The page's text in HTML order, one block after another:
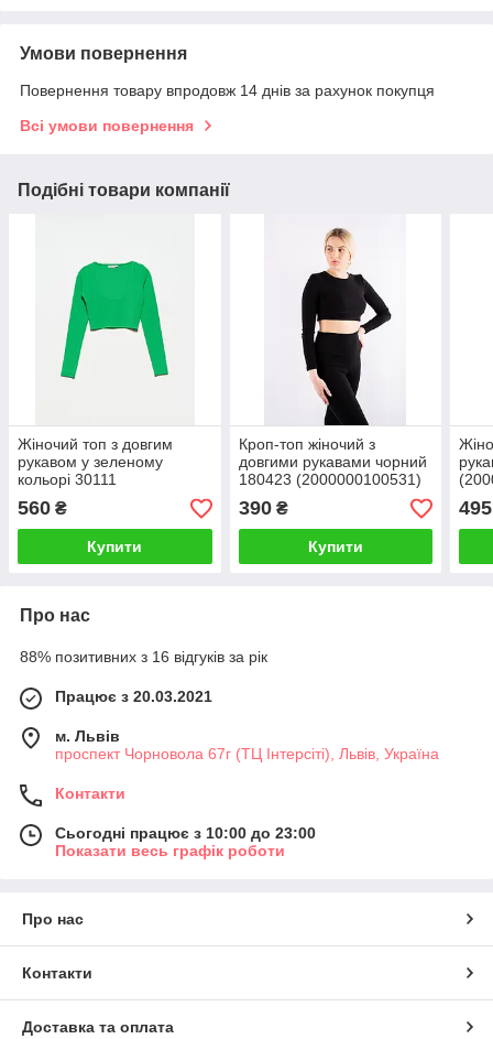
Умови повернення
Повернення товару впродовж 14 днів за рахунок покупця
Всі умови повернення
Подібні товари компанії
Жіночий топ з довгим
рукавом у зеленому
кольорі 30111
(2000000073521)
560 ₴
Купити
Кроп-топ жіночий з
довгими рукавами чорний
180423 (2000000100531)
390₴
Купити
495
Про нас
88% позитивних з 16 відгуків за рік
Працює з 20.03.2021
м. Львів
проспект Чорновола 67г (ТЦ Інтерсіті), Львів, Україна
Контакти
Сьогодні працює з 10:00 до 23:00
Показати весь графік роботи
Про нас
Контакти
Доставка та оплата